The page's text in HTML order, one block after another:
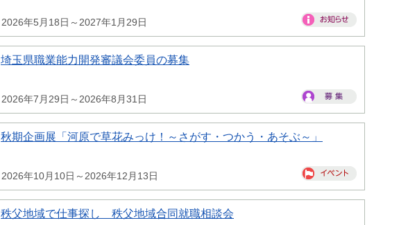
2026年5月18日～2027年1月29日
埼玉県職業能力開発審議会委員の募集
2026年7月29日～2026年8月31日
秋期企画展「河原で草花みっけ！～さがす・つかう・あそぶ～」
2026年10月10日～2026年12月13日
秩父地域で仕事探し 秩父地域合同就職相談会